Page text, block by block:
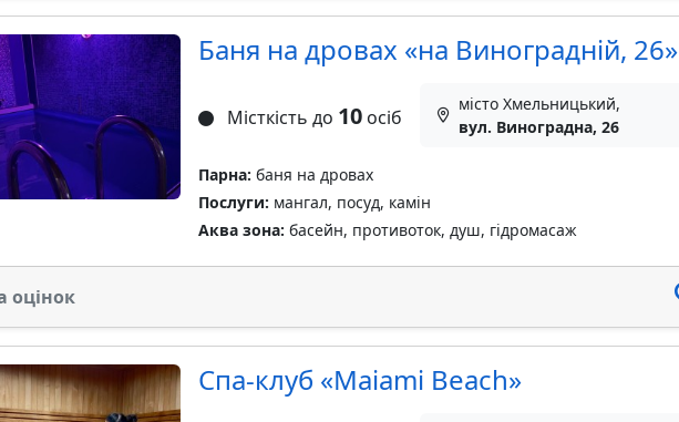
Баня на дровах «на Виноградній, 26»
Місткість до 10осіб
місто Хмельницький,
вул. Виноградна, 26
Парна: баня на дровах
Послуги: мангал, посуд, камін
Аква зона: басейн, противоток, душ, гідромасаж
оцінок
Спа-клуб «Maiami Beach»